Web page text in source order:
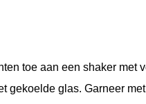
toe aan een shaker met
gekoelde glas. Garneer